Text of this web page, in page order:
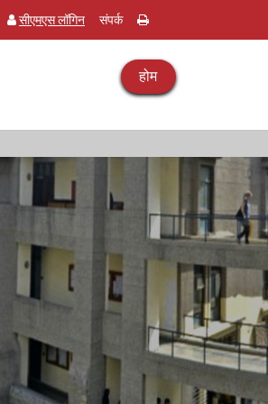
सीएमएस लॉगिन संपर्क
होम